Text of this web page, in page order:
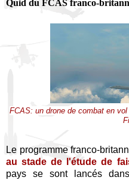
Quid du FCAS franco-
FCAS: un drone de combat en
Le programme franco-
au stade de l'étude de
pays se sont lancés